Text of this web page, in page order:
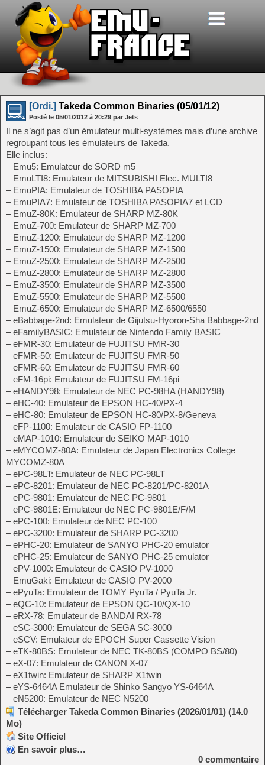
[Ordi.] Takeda Common Binaries (05/01/12)
Posté le 05/01/2012 à 20:29 par Jets
Il ne s’agit pas d’un émulateur multi-systèmes mais d’une archive
regroupant tous les émulateurs de Takeda.
Elle inclus:
– Emu5: Emulateur de SORD m5
– EmuLTI8: Emulateur de MITSUBISHI Elec. MULTI8
– EmuPIA: Emulateur de TOSHIBA PASOPIA
– EmuPIA7: Emulateur de TOSHIBA PASOPIA7 et LCD
– EmuZ-80K: Emulateur de SHARP MZ-80K
– EmuZ-700: Emulateur de SHARP MZ-700
– EmuZ-1200: Emulateur de SHARP MZ-1200
– EmuZ-1500: Emulateur de SHARP MZ-1500
– EmuZ-2500: Emulateur de SHARP MZ-2500
– EmuZ-2800: Emulateur de SHARP MZ-2800
– EmuZ-3500: Emulateur de SHARP MZ-3500
– EmuZ-5500: Emulateur de SHARP MZ-5500
– EmuZ-6500: Emulateur de SHARP MZ-6500/6550
– eBabbage-2nd: Emulateur de Gijutsu-Hyoron-Sha Babbage-2nd
– eFamilyBASIC: Emulateur de Nintendo Family BASIC
– eFMR-30: Emulateur de FUJITSU FMR-30
– eFMR-50: Emulateur de FUJITSU FMR-50
– eFMR-60: Emulateur de FUJITSU FMR-60
– eFM-16pi: Emulateur de FUJITSU FM-16pi
– eHANDY98: Emulateur de NEC PC-98HA (HANDY98)
– eHC-40: Emulateur de EPSON HC-40/PX-4
– eHC-80: Emulateur de EPSON HC-80/PX-8/Geneva
– eFP-1100: Emulateur de CASIO FP-1100
– eMAP-1010: Emulateur de SEIKO MAP-1010
– eMYCOMZ-80A: Emulateur de Japan Electronics College
MYCOMZ-80A
– ePC-98LT: Emulateur de NEC PC-98LT
– ePC-8201: Emulateur de NEC PC-8201/PC-8201A
– ePC-9801: Emulateur de NEC PC-9801
– ePC-9801E: Emulateur de NEC PC-9801E/F/M
– ePC-100: Emulateur de NEC PC-100
– ePC-3200: Emulateur de SHARP PC-3200
– ePHC-20: Emulateur de SANYO PHC-20 emulator
– ePHC-25: Emulateur de SANYO PHC-25 emulator
– ePV-1000: Emulateur de CASIO PV-1000
– EmuGaki: Emulateur de CASIO PV-2000
– ePyuTa: Emulateur de TOMY PyuTa / PyuTa Jr.
– eQC-10: Emulateur de EPSON QC-10/QX-10
– eRX-78: Emulateur de BANDAI RX-78
– eSC-3000: Emulateur de SEGA SC-3000
– eSCV: Emulateur de EPOCH Super Cassette Vision
– eTK-80BS: Emulateur de NEC TK-80BS (COMPO BS/80)
– eX-07: Emulateur de CANON X-07
– eX1twin: Emulateur de SHARP X1twin
– eYS-6464A Emulateur de Shinko Sangyo YS-6464A
– eN5200: Emulateur de NEC N5200
Télécharger Takeda Common Binaries (2026/01/01) (14.0
Mo)
Site Officiel
En savoir plus…
0 commentaire